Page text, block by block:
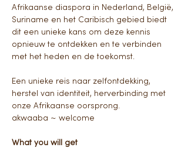
Afrikaanse diaspora in Nederland, België,
Suriname en het Caribisch gebied biedt
dit een unieke kans om deze kennis
opnieuw te ontdekken en te verbinden
met het heden en de toekomst.
Een unieke reis naar zelfontdekking,
herstel van identiteit, herverbinding met
onze Afrikaanse oorsprong.
akwaaba ~ welcome
What you will get